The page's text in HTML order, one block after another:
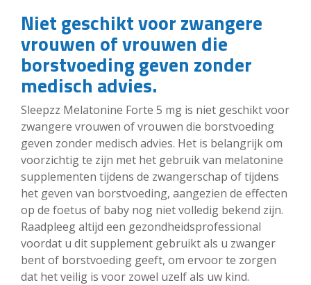
Niet geschikt voor zwangere
vrouwen of vrouwen die
borstvoeding geven zonder
medisch advies.
Sleepzz Melatonine Forte 5 mg is niet geschikt voor
zwangere vrouwen of vrouwen die borstvoeding
geven zonder medisch advies. Het is belangrijk om
voorzichtig te zijn met het gebruik van melatonine
supplementen tijdens de zwangerschap of tijdens
het geven van borstvoeding, aangezien de effecten
op de foetus of baby nog niet volledig bekend zijn.
Raadpleeg altijd een gezondheidsprofessional
voordat u dit supplement gebruikt als u zwanger
bent of borstvoeding geeft, om ervoor te zorgen
dat het veilig is voor zowel uzelf als uw kind.